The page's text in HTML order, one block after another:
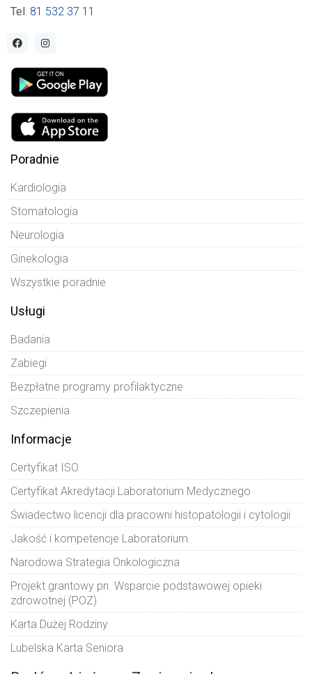
Tel: 81 532 37 11
Poradnie
Kardiologia
Stomatologia
Neurologia
Ginekologia
Wszystkie poradnie
Usługi
Badania
Zabiegi
Bezpłatne programy profilaktyczne
Szczepienia
Informacje
Certyfikat ISO
Certyfikat Akredytacji Laboratorium Medycznego
Świadectwo licencji dla pracowni histopatologii i cytologii
Jakość i kompetencje Laboratorium
Narodowa Strategia Onkologiczna
Projekt grantowy pn. Wsparcie podstawowej opieki
zdrowotnej (POZ)
Karta Dużej Rodziny
Lubelska Karta Seniora